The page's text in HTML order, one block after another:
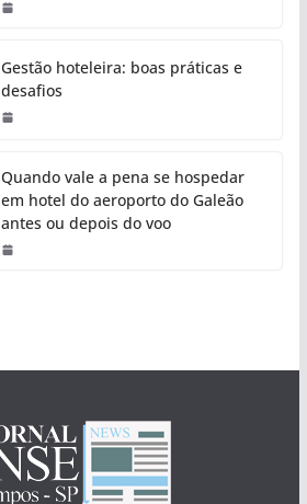
Gestão hoteleira: boas práticas e
desafios
Quando vale a pena se hospedar
em hotel do aeroporto do Galeão
antes ou depois do voo